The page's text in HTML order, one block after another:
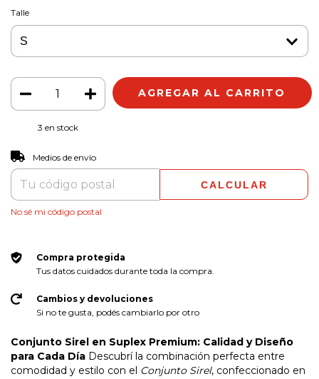
Talle
3 en stock
Entregas para el CP:
Medios de envío
CALCULAR
No sé mi código postal
Compra protegida
Tus datos cuidados durante toda la compra.
Cambios y devoluciones
Si no te gusta, podés cambiarlo por otro
Conjunto Sirel en Suplex Premium: Calidad y Diseño
para Cada Día Descubrí la combinación perfecta entre
comodidad y estilo con el Conjunto Sirel, confeccionado en